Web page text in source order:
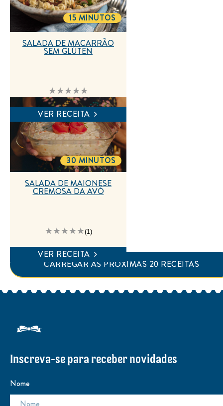
é
5.0
de
5
de
classificações.
Nenhuma
avaliação
enviada
para
este
recipe
SALADA DE MACARRÃO
SEM GLÚTEN
TOTALTIME
15 MINUTOS
VER RECEITA
classificação
deste
Arroz
e
Cady
(1)
SALADA DE MAIONESE
CREMOSA DA AVÓ
TOTALTIME
30 MINUTOS
VER RECEITA
CARREGAR AS PRÓXIMAS 20 RECEITAS
Inscreva-se para receber novidades
Nome